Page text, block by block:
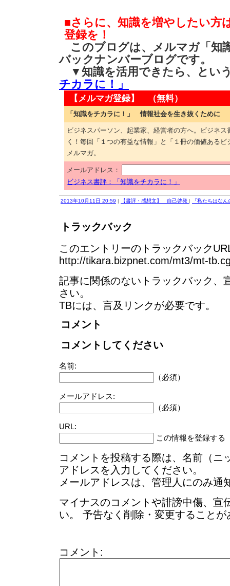
■さらに、知識を増やしたい方
登録を！
このブログは、メルマガ「知
バックナンバーブログです。
▼知識を活用できたら、と
チカラに！」
【メルマガ登録】 （無料）
「知識をチカラに！」 情報社会を生き抜くために
ビジネスパーソン、起業家、経営者の方へ。ビジネ
く！毎回「１つの有益な情報」と「１冊の価値ある
メルマガ。
メールアドレス：
ビジネス書評：「知識をチカラに！」
2013年10月11日 20:59 | 【書評・感想文】 自己啓発 | 『私たちはな
トラックバック
このエントリーのトラックバック
http://tikara.bizpnet.com/mt3/mt-
記事に関係のないトラックバック、
さい。
TBには、言及リンクが必要です。
コメント
コメントしてください
名前:
（必須）
メールアドレス:
（必須）
URL:
この情報を登録する
コメントを投稿する際は、名前（ニ
アドレスを入力してください。
メールアドレスは、管理人にのみ通
マイナスのコメントや誹謗中傷、宣
い。 予告なく削除・変更することが
コメント: